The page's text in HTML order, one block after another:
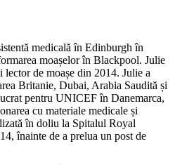
medicală în Edinburgh în
moașelor în Blackpool. Julie
lector de moașe din 2014. Julie a
Britanie, Dubai, Arabia Saudită și
pentru UNICEF în Danemarca,
cu materiale medicale și
în doliu la Spitalul Royal
înainte de a prelua un post de